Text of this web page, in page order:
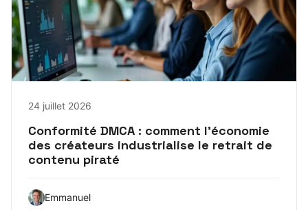
24 juillet 2026
Conformité DMCA : comment l’économie
des créateurs industrialise le retrait de
contenu piraté
Emmanuel